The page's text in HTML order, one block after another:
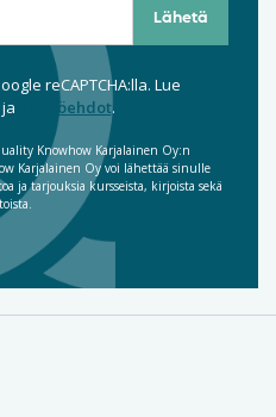
reCAPTCHA:lla. Lue
ja käyttöehdot.
Knowhow Karjalainen Oy:n
Karjalainen Oy voi lähettää sinulle
ja tarjouksia kursseista, kirjoista sekä